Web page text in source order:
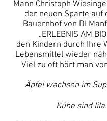
Mann Christoph
der neuen Sparte auf
Bauernhof von DI
„ERLEBNIS AM
den Kindern durch Ihre
Lebensmittel wieder
Viel zu oft hört man
Äpfel wachsen im
Kühe sind lila.